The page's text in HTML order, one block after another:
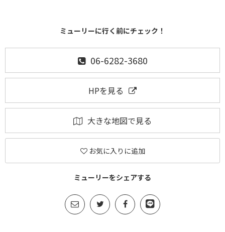
ミューリーに行く前にチェック！
06-6282-3680
HPを見る
大きな地図で見る
お気に入りに追加
ミューリーをシェアする